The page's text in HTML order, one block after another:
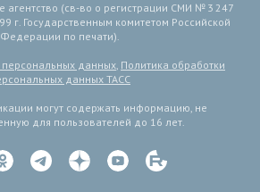
(св-во о регистрации СМИ № 3 247
г. Государственным комитетом Российской
Федерации по печати).
данных, Политика обработки
данных ТАСС
могут содержать информацию, не
для пользователей до 16 лет.